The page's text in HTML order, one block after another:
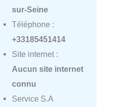
sur-Seine
Téléphone :
+33185451414
Site internet :
Aucun site internet
connu
Service S.A